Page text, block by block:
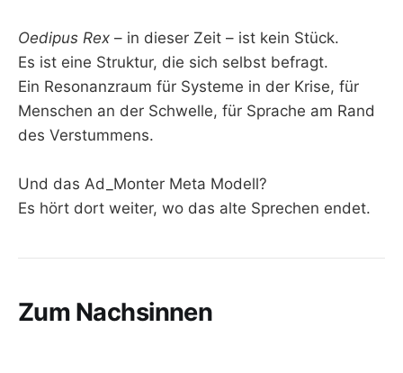
Oedipus Rex – in dieser Zeit – ist kein Stück.
Es ist eine Struktur, die sich selbst befragt.
Ein Resonanzraum für Systeme in der Krise, für
Menschen an der Schwelle, für Sprache am Rand
des Verstummens.
Und das Ad_Monter Meta Modell?
Es hört dort weiter, wo das alte Sprechen endet.
Zum Nachsinnen